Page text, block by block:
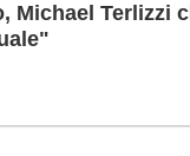
Michael Terlizzi